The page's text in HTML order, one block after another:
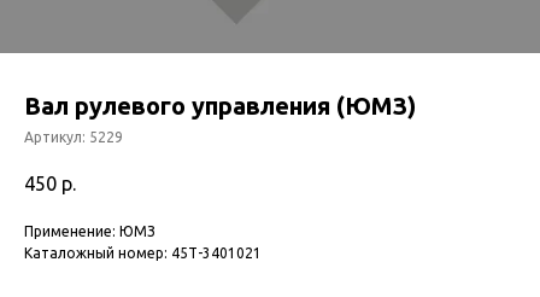
Вал рулевого управления (ЮМЗ)
Артикул: 5229
450 р.
Применение: ЮМЗ
Каталожный номер: 45Т-3401021